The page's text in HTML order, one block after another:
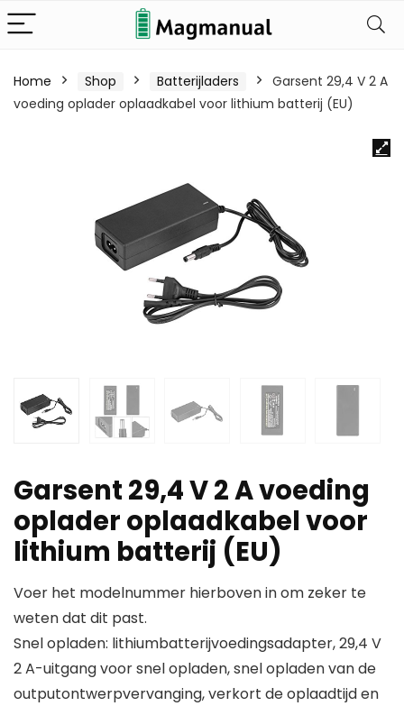
Home Shop Batterijladers
Garsent 29,4 V 2 A
voeding oplader oplaadkabel voor lithium batterij (EU)
Garsent 29,4 V 2 A voeding
oplader oplaadkabel voor
lithium batterij (EU)
Voer het modelnummer hierboven in om zeker te
weten dat dit past.
Snel opladen: lithiumbatterijvoedingsadapter, 29,4 V
2 A-uitgang voor snel opladen, snel opladen van de
outputontwerpvervanging, verkort de oplaadtijd en